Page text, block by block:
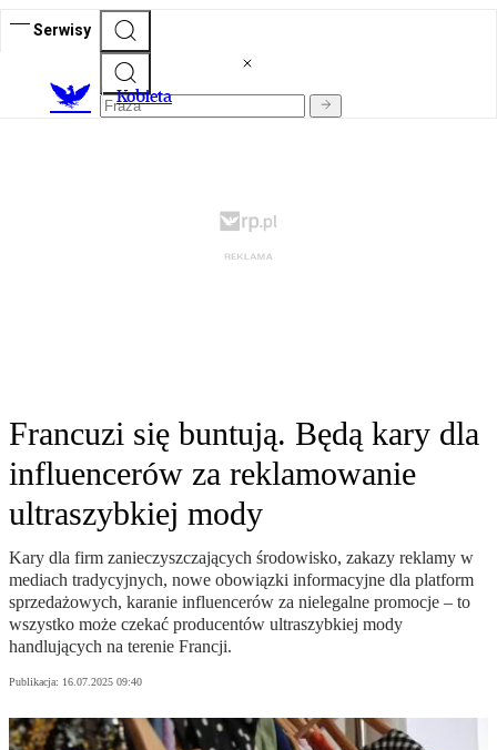
Serwisy
Kobieta
Francuzi się buntują. Będą kary dla
influencerów za reklamowanie
ultraszybkiej mody
Kary dla firm zanieczyszczających środowisko, zakazy reklamy w
mediach tradycyjnych, nowe obowiązki informacyjne dla platform
sprzedażowych, karanie influencerów za nielegalne promocje – to
wszystko może czekać producentów ultraszybkiej mody
handlujących na terenie Francji.
Publikacja: 16.07.2025 09:40